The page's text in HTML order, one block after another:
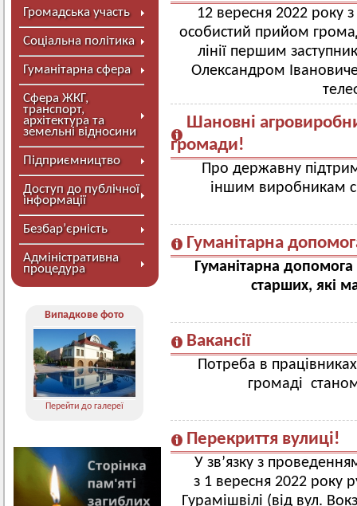
Громадська участь
Соціальна політика
Гуманітарна сфера
Сфера ЖКГ,
транспорт,
архітектура та
земельні відносини
Підприємництво
Доступ до публічної
інформації
Безбар’єрність
Адміністративна
процедура
Випадкове фото
Перейти до галереї
12 вересня 2022 року
особистий прийом
лінії першим
Олександром
Шановні
громади!
Про державну
іншим виробникам
Гуманітарна
Гуманітарна
старших, які
Вакансії
Потреба в
громаді
Перекриття вулиці!
У зв’язку з
з 1 вересня 2022 року
Гурамішвілі (від вул.